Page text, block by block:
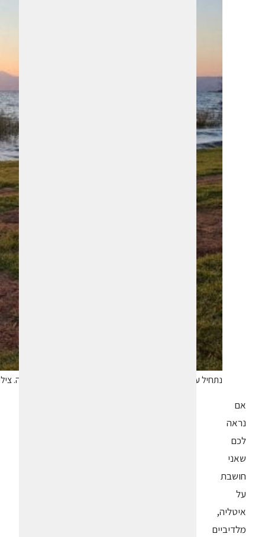
נתחיל עם שקיעה בכינרת כדי לתת לכם את כל היופי בהתחלה.
אם
נראה
לכם
שאני
חושבת
על
איטליה,
מלדיביים